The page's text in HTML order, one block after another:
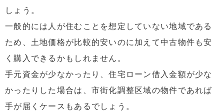
しょう。
一般的には人が住むことを想定していない地域である
ため、土地価格が比較的安いのに加えて中古物件も安
く購入できるかもしれません。
手元資金が少なかったり、住宅ローン借入金額が少な
かったりした場合は、市街化調整区域の物件であれば
手が届くケースもあるでしょう。